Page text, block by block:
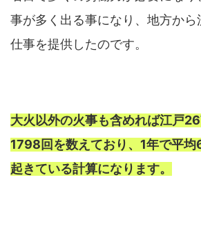
事が多く出る事になり、地方から
仕事を提供したのです。
大火以外の火事も含めれば江戸
1798回を数えており、 1年で平
起きている計算になります。